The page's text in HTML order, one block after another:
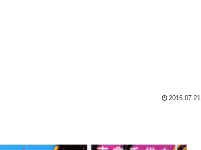
2016.07.21